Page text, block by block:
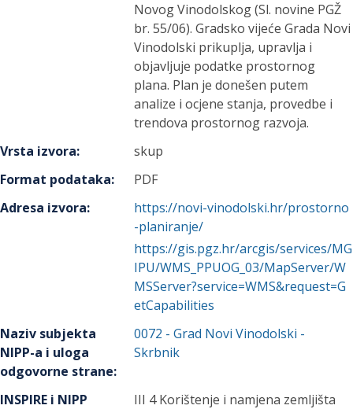
Novog Vinodolskog (Sl. novine PGŽ
br. 55/06). Gradsko vijeće Grada Novi
Vinodolski prikuplja, upravlja i
objavljuje podatke prostornog
plana. Plan je donešen putem
analize i ocjene stanja, provedbe i
trendova prostornog razvoja.
Vrsta izvora:
skup
Format podataka:
PDF
Adresa izvora:
https://novi-vinodolski.hr/prostorno
-planiranje/
https://gis.pgz.hr/arcgis/services/MG
IPU/WMS_PPUOG_03/MapServer/W
MSServer?service=WMS&request=G
etCapabilities
Naziv subjekta
NIPP-a i uloga
odgovorne strane:
0072 -Grad Novi Vinodolski -
Skrbnik
INSPIRE i NIPP
III 4 Korištenje i namjena zemljišta